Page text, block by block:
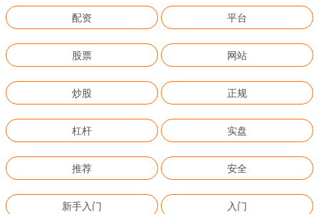
配资 平台
股票 网站
炒股 正规
杠杆 实盘
推荐 安全
新手入门 入门